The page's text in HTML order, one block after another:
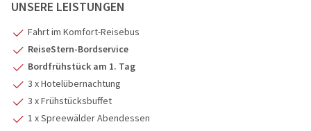
4
UNSERE LEISTUNGEN
Fahrt im Komfort-Reisebus
ReiseStern-Bordservice
Bordfrühstück am 1. Tag
3 x Hotelübernachtung
3 x Frühstücksbuffet
1 x Spreewälder Abendessen